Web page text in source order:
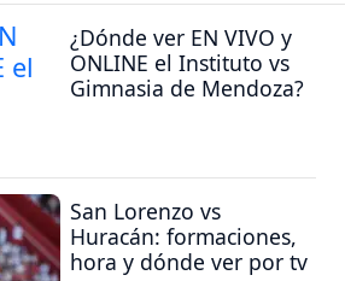
¿Dónde ver EN VIVO y
ONLINE el Instituto vs
Gimnasia de Mendoza?
San Lorenzo vs
Huracán: formaciones,
hora y dónde ver por tv